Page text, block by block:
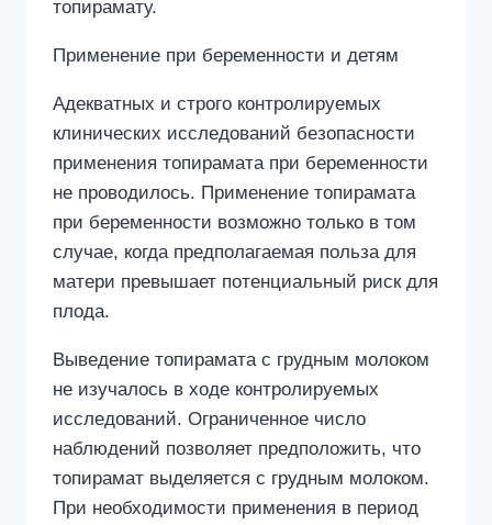
топирамату.
Применение при беременности и детям
Адекватных и строго контролируемых
клинических исследований безопасности
применения топирамата при беременности
не проводилось. Применение топирамата
при беременности возможно только в том
случае, когда предполагаемая польза для
матери превышает потенциальный риск для
плода.
Выведение топирамата с грудным молоком
не изучалось в ходе контролируемых
исследований. Ограниченное число
наблюдений позволяет предположить, что
топирамат выделяется с грудным молоком.
При необходимости применения в период